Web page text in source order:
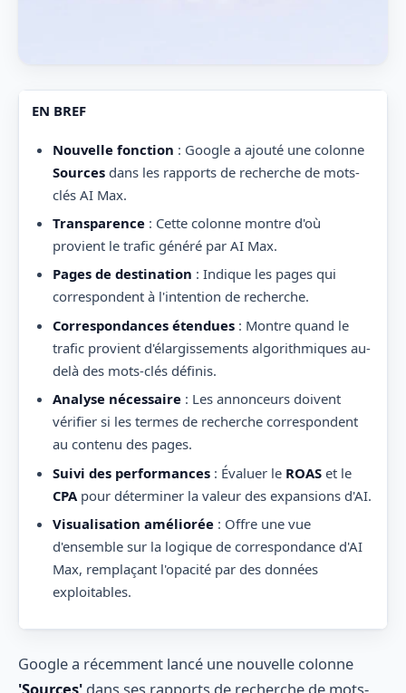
EN BREF
Nouvelle fonction : Google a ajouté une colonne
Sourcesdans les rapports de recherche de mots-
clés AI Max.
Transparence: Cette colonne montre d'où
provient le trafic généré par AI Max.
Pages de destination : Indique les pages qui
correspondent à l'intention de recherche.
Correspondances étendues: Montre quand le
trafic provient d'élargissements algorithmiques au-
delà des mots-clés définis.
Analyse nécessaire: Les annonceurs doivent
vérifier si les termes de recherche correspondent
au contenu des pages.
Suivi des performances: Évaluer le ROASet le
CPApour déterminer la valeur des expansions d'AI.
Visualisation améliorée: Offre une vue
d'ensemble sur la logique de correspondance d'AI
Max, remplaçant l'opacité par des données
exploitables.
Google a récemment lancé une nouvelle colonne